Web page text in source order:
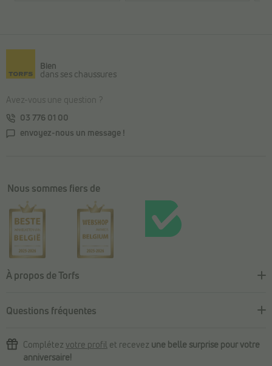
Bien
dans ses chaussures
Avez-vous une question ?
03 776 01 00
envoyez-nous un message !
Nous sommes fiers de
À propos de Torfs
Questions fréquentes
Complétez votre profil et recevez une belle surprise pour votre
anniversaire!